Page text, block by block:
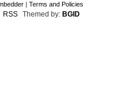
| Terms and Policies
RSS Themed by: BGID